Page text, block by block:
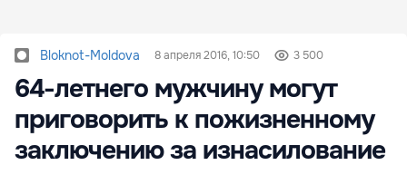
Bloknot-Moldova 8 апреля 2016, 10:50 3 500
64-летнего мужчину могут
приговорить к пожизненному
заключению за изнасилование